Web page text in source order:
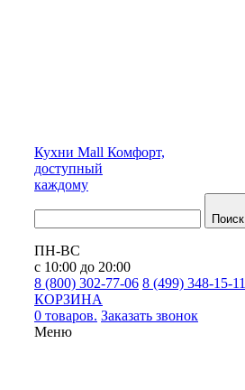
Кухни Mall Комфорт,
доступный
каждому
Поиск
ПН-ВС
с 10:00 до 20:00
8 (800) 302-77-06 8 (499) 348-15-11
КОРЗИНА
0 товаров. Заказать звонок
Меню